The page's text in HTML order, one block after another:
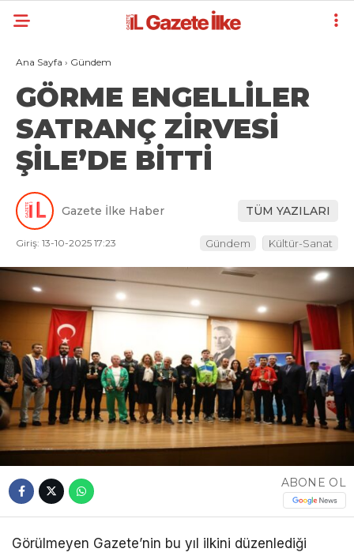
Ana Sayfa › Gündem
GÖRME ENGELLİLER
SATRANÇ ZİRVESİ
ŞİLE’DE BİTTİ
Gazete İlke Haber TÜM YAZILARI
Giriş: 13-10-2025 17:23 Gündem Kültür-Sanat
ABONE OL
Görülmeyen Gazete’nin bu yıl ilkini düzenlediği